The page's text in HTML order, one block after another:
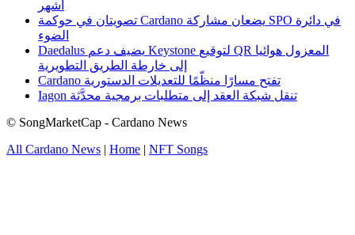
أشهر
تصويتان في حوكمة Cardano يضعان مشاركة SPO في دائرة
الضوء
Daedalus يضيف دعم Keystone لتوقيع QR المعزول هوائيا
إلى خارطة الطريق التطويرية
Cardano تفتح مسارًا منظّمًا للتعديلات الدستورية
Iagon تنقل شبكة العقد إلى متطلبات برمجية محدَّثة
© SongMarketCap - Cardano News
All Cardano News | Home | NFT Songs